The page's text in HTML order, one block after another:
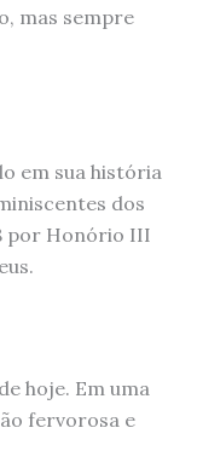
mas sempre
em sua história
dos
por Honório III
hoje. Em uma
fervorosa e